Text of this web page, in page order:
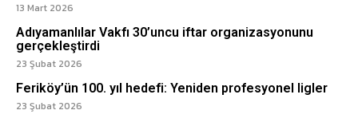
13 Mart 2026
Adıyamanlılar Vakfı 30’uncu iftar organizasyonunu
gerçekleştirdi
23 Şubat 2026
Feriköy’ün 100. yıl hedefi: Yeniden profesyonel ligler
23 Şubat 2026